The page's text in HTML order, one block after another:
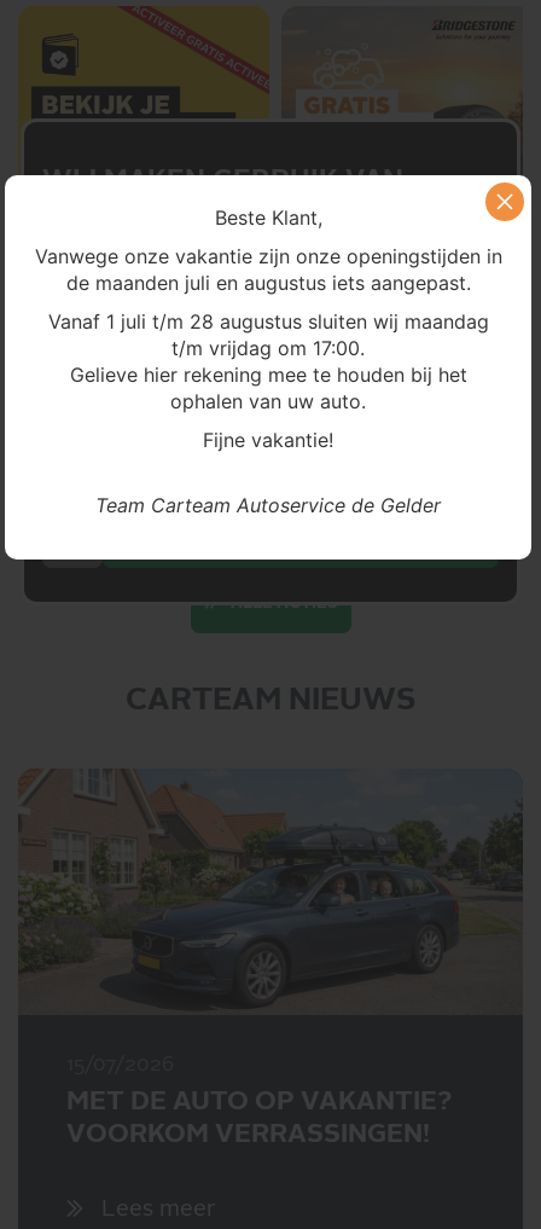
ALLE ACTIES
CARTEAM NIEUWS
MET DE AUTO OP VAKANTIE?
VOORKOM VERRASSINGEN!
Lees meer
WIJ MAKEN GEBRUIK VAN
BEHEER JE COOKIE TOESTEMMING
Om ervoor te zorgen dat onze website en
marketingactiviteiten optimaal werken voor uw
ervaring met ons bedrijf, zetten we technologieën in
zoals cookies om onder andere het aantal
websitebezoeken te kunnen meten. Met uw
goedkeuring kunnen we zulke informatie verwerken
kan invloed hebben op de functionaliteit van deze
Beste Klant,
Vanwege onze vakantie zijn onze openingstijden in
de maanden juli en augustus iets aangepast.
Vanaf 1 juli t/m 28 augustus sluiten wij maandag
t/m vrijdag om 17:00.
Gelieve hier rekening mee te houden bij het
ophalen van uw auto.
Fijne vakantie!
Team Carteam Autoservice de Gelder